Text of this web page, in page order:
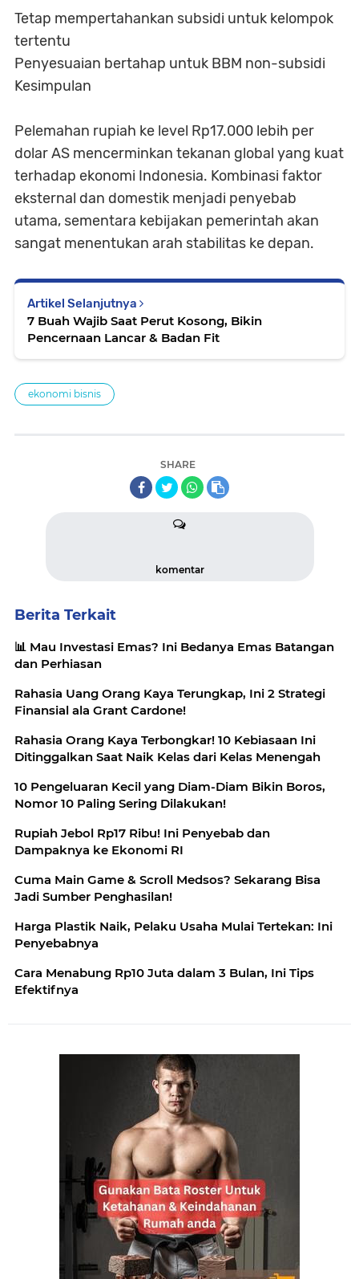
Tetap mempertahankan subsidi untuk kelompok
tertentu
Penyesuaian bertahap untuk BBM non-subsidi
Kesimpulan
Pelemahan rupiah ke level Rp17.000 lebih per
dolar AS mencerminkan tekanan global yang kuat
terhadap ekonomi Indonesia. Kombinasi faktor
eksternal dan domestik menjadi penyebab
utama, sementara kebijakan pemerintah akan
sangat menentukan arah stabilitas ke depan.
Artikel Selanjutnya
7 Buah Wajib Saat Perut Kosong, Bikin
Pencernaan Lancar & Badan Fit
ekonomi bisnis
SHARE
komentar
Berita Terkait
📊 Mau Investasi Emas? Ini Bedanya Emas Batangan
dan Perhiasan
Rahasia Uang Orang Kaya Terungkap, Ini 2 Strategi
Finansial ala Grant Cardone!
Rahasia Orang Kaya Terbongkar! 10 Kebiasaan Ini
Ditinggalkan Saat Naik Kelas dari Kelas Menengah
10 Pengeluaran Kecil yang Diam-Diam Bikin Boros,
Nomor 10 Paling Sering Dilakukan!
Rupiah Jebol Rp17 Ribu! Ini Penyebab dan
Dampaknya ke Ekonomi RI
Cuma Main Game & Scroll Medsos? Sekarang Bisa
Jadi Sumber Penghasilan!
Harga Plastik Naik, Pelaku Usaha Mulai Tertekan: Ini
Penyebabnya
Cara Menabung Rp10 Juta dalam 3 Bulan, Ini Tips
Efektifnya